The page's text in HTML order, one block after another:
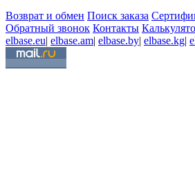
Возврат и обмен Поиск заказа
Обратный звонок Контакты
elbase.eu| elbase.am| elbase.by| elbase.kg|